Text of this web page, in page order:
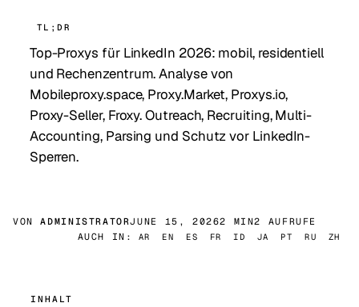
TL;DR
Top-Proxys für LinkedIn 2026: mobil, residentiell
und Rechenzentrum. Analyse von
Mobileproxy.space, Proxy.Market, Proxys.io,
Proxy-Seller, Froxy. Outreach, Recruiting, Multi-
Accounting, Parsing und Schutz vor LinkedIn-
Sperren.
VON ADMINISTRATORJUNE 15, 20262 MIN2 AUFRUFE
AUCH IN:
AR EN ES FR ID JA PT RU ZH
INHALT